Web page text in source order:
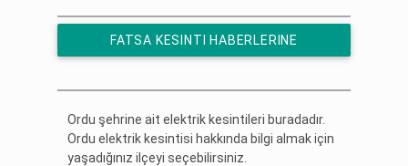
FATSA KESINTI HABERLERINE
Ordu şehrine ait elektrik kesintileri buradadır.
Ordu elektrik kesintisi hakkında bilgi almak için
yaşadığınız ilçeyi seçebilirsiniz.